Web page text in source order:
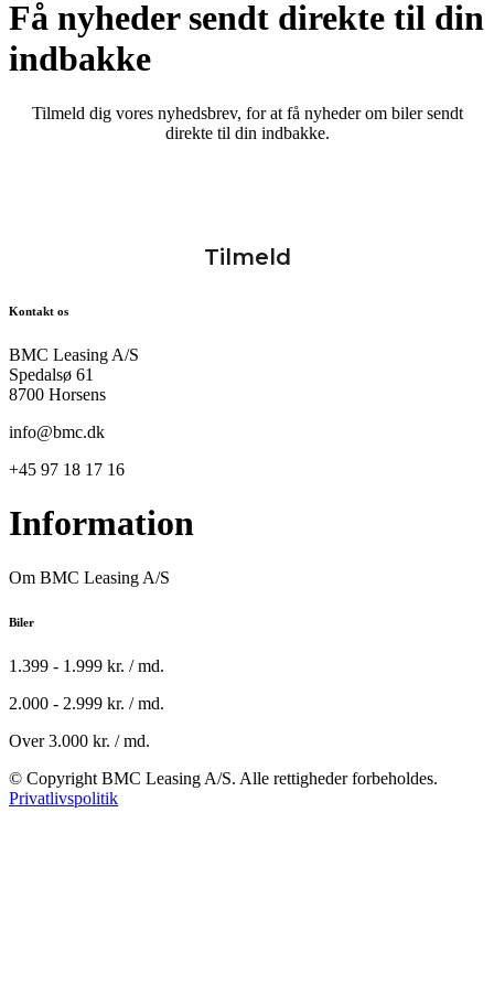
Få nyheder sendt direkte til din
indbakke
Tilmeld dig vores nyhedsbrev, for at få nyheder om biler sendt
direkte til din indbakke.
Kontakt os
BMC Leasing A/S
Spedalsø 61
8700 Horsens
info@bmc.dk
+45 97 18 17 16
Information
Om BMC Leasing A/S
Biler
1.399 - 1.999 kr. / md.
2.000 - 2.999 kr. / md.
Over 3.000 kr. / md.
© Copyright BMC Leasing A/S. Alle rettigheder forbeholdes.
Privatlivspolitik